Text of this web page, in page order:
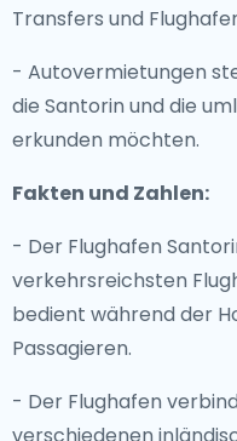
Transfers und
- Autovermietungen
die Santorin und die
erkunden möchten.
Fakten und Zahlen:
- Der Flughafen
verkehrsreichsten
bedient während der
Passagieren.
- Der Flughafen